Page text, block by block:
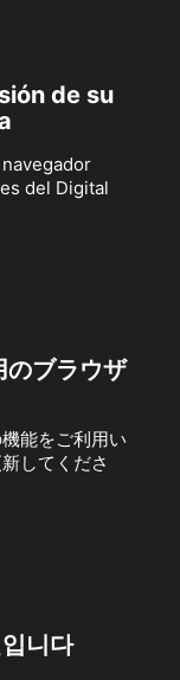
de su
del Digital
のブラウザ
能をご利用い
してくださ
니다